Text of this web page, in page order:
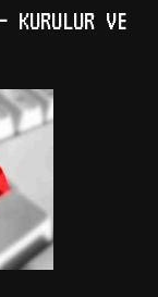
VE